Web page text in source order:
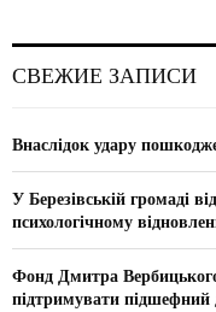
h
o
СВЕЖИЕ ЗАПИСИ
Внаслідок удару
У Березівській громаді
психологічному
Фонд Дмитра
підтримувати